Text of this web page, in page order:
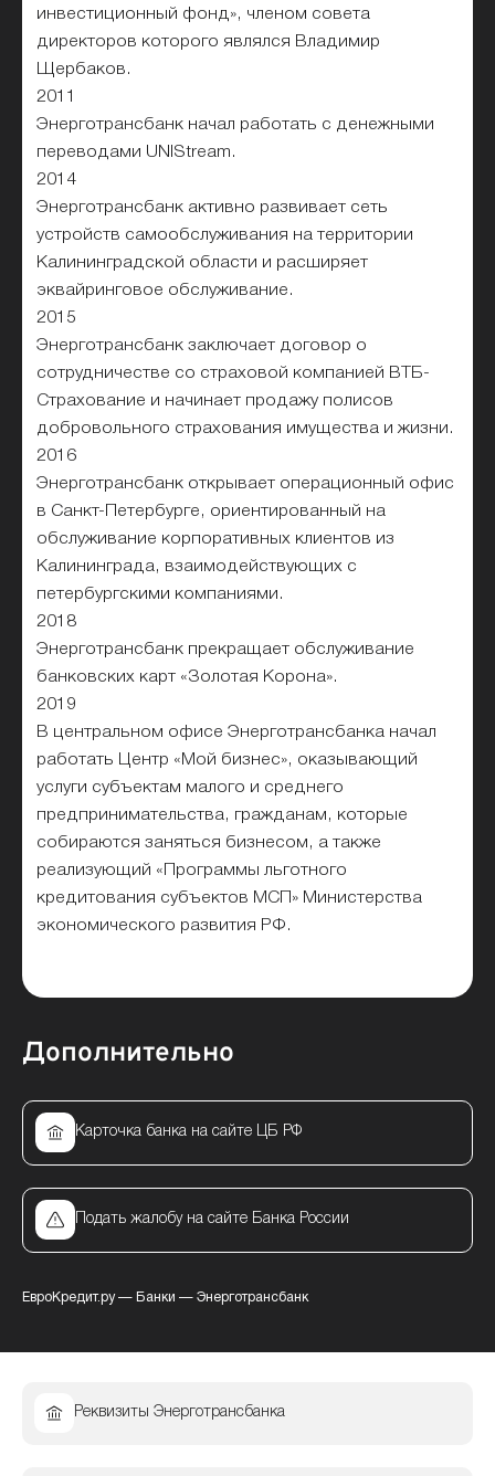
инвестиционный фонд», членом совета
директоров которого являлся Владимир
Щербаков.
2011
Энерготрансбанк начал работать с денежными
переводами UNIStream.
2014
Энерготрансбанк активно развивает сеть
устройств самообслуживания на территории
Калининградской области и расширяет
эквайринговое обслуживание.
2015
Энерготрансбанк заключает договор о
сотрудничестве со страховой компанией ВТБ-
Страхование и начинает продажу полисов
добровольного страхования имущества и жизни.
2016
Энерготрансбанк открывает операционный офис
в Санкт-Петербурге, ориентированный на
обслуживание корпоративных клиентов из
Калининграда, взаимодействующих с
петербургскими компаниями.
2018
Энерготрансбанк прекращает обслуживание
банковских карт «Золотая Корона».
2019
В центральном офисе Энерготрансбанка начал
работать Центр «Мой бизнес», оказывающий
услуги субъектам малого и среднего
предпринимательства, гражданам, которые
собираются заняться бизнесом, а также
реализующий «Программы льготного
кредитования субъектов МСП» Министерства
экономического развития РФ.
Дополнительно
Карточка банка на сайте ЦБ РФ
Подать жалобу на сайте Банка России
ЕвроКредит.ру— Банки — Энерготрансбанк
Реквизиты Энерготрансбанка